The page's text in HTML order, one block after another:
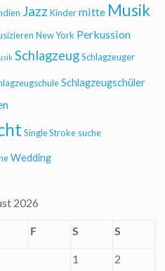
Jazz Kinder mitte Musik
New York Perkussion
Schlagzeug Schlagzeuger
Schlagzeugschüler
Single Stroke suche
Wedding
2026
F S S
1 2